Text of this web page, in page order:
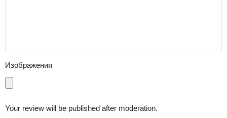
Изображения
Your review will be published after moderation.